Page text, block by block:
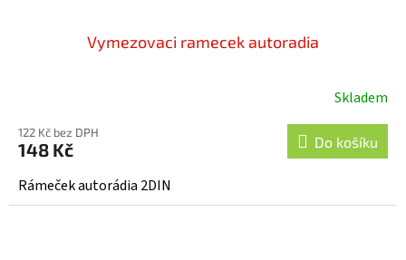
Vymezovaci ramecek autoradia
Skladem
122 Kč bez DPH
148 Kč Do košíku
Rámeček autorádia 2DIN